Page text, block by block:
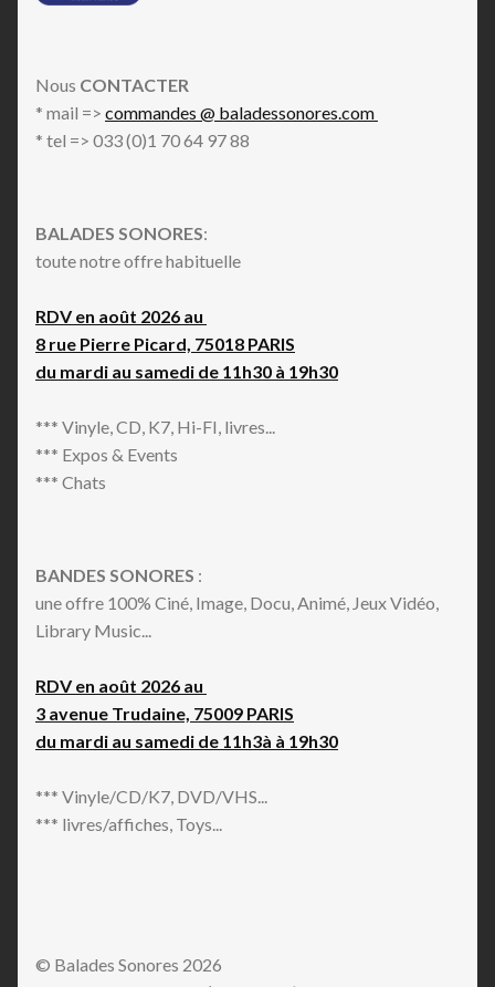
Nous CONTACTER
* mail => commandes @ baladessonores.com
* tel => 033 (0)1 70 64 97 88
BALADES SONORES:
toute notre offre habituelle
RDV en août 2026 au
8 rue Pierre Picard, 75018 PARIS
du mardi au samedi de 11h30 à 19h30
*** Vinyle, CD, K7, Hi-FI, livres...
*** Expos & Events
*** Chats
BANDES SONORES :
une offre 100% Ciné, Image, Docu, Animé, Jeux Vidéo,
Library Music...
RDV en août 2026 au
3 avenue Trudaine, 75009 PARIS
du mardi au samedi de 11h3à à 19h30
*** Vinyle/CD/K7, DVD/VHS...
*** livres/affiches, Toys...
© Balades Sonores 2026